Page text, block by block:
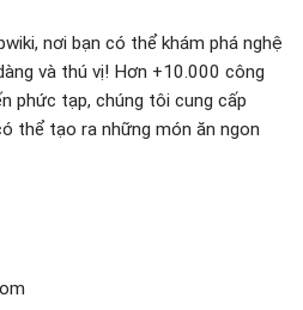
nơi bạn có thể khám phá nghệ
và thú vị! Hơn +10.000 công
phức tạp, chúng tôi cung cấp
thể tạo ra những món ăn ngon